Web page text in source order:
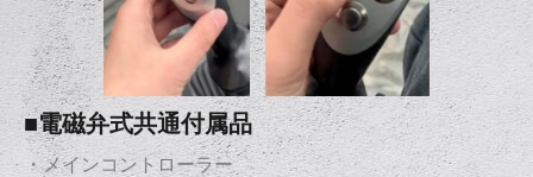
■電磁弁式共通付属品
・メインコントローラー